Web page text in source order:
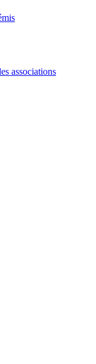
associations